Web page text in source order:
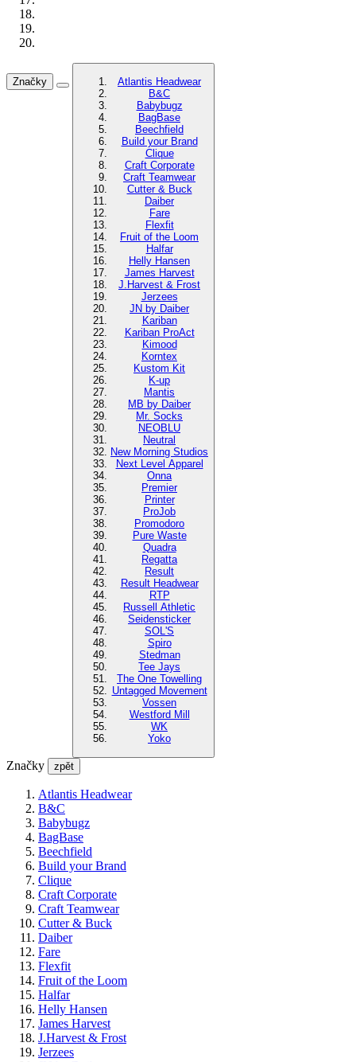
Značky
Atlantis Headwear
B&C
Babybugz
BagBase
Beechfield
Build your Brand
Clique
Craft Corporate
Craft Teamwear
Cutter & Buck
Daiber
Fare
Flexfit
Fruit of the Loom
Halfar
Helly Hansen
James Harvest
J.Harvest & Frost
Jerzees
JN by Daiber
Kariban
Kariban ProAct
Kimood
Korntex
Kustom Kit
K-up
Mantis
MB by Daiber
Mr. Socks
NEOBLU
Neutral
New Morning Studios
Next Level Apparel
Onna
Premier
Printer
ProJob
Promodoro
Pure Waste
Quadra
Regatta
Result
Result Headwear
RTP
Russell Athletic
Seidensticker
SOL'S
Spiro
Stedman
Tee Jays
The One Towelling
Untagged Movement
Vossen
Westford Mill
WK
Yoko
Značky zpět
Atlantis Headwear
B&C
Babybugz
BagBase
Beechfield
Build your Brand
Clique
Craft Corporate
Craft Teamwear
Cutter & Buck
Daiber
Fare
Flexfit
Fruit of the Loom
Halfar
Helly Hansen
James Harvest
J.Harvest & Frost
Jerzees